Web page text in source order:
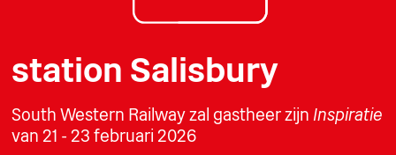
station Salisbury
South Western Railway zal gastheer zijn Inspiratie
van 21 - 23 februari 2026